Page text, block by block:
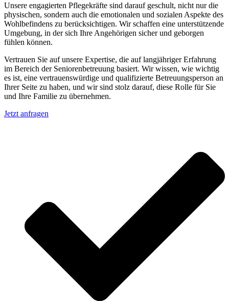
Unsere engagierten Pflegekräfte sind darauf geschult, nicht nur die
physischen, sondern auch die emotionalen und sozialen Aspekte des
Wohlbefindens zu berücksichtigen. Wir schaffen eine unterstützende
Umgebung, in der sich Ihre Angehörigen sicher und geborgen
fühlen können.
Vertrauen Sie auf unsere Expertise, die auf langjähriger Erfahrung
im Bereich der Seniorenbetreuung basiert. Wir wissen, wie wichtig
es ist, eine vertrauenswürdige und qualifizierte Betreuungsperson an
Ihrer Seite zu haben, und wir sind stolz darauf, diese Rolle für Sie
und Ihre Familie zu übernehmen.
Jetzt anfragen